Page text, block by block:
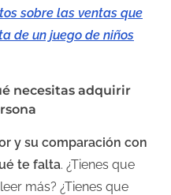
sobre las ventas que
de un juego de niños
necesitas adquirir
y su comparación con
te falta. ¿Tienes que
más? ¿Tienes que